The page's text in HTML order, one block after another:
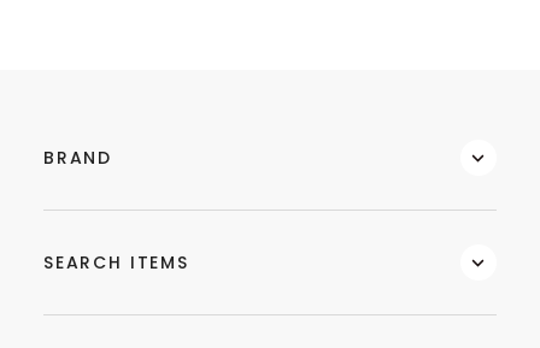
BRAND
SEARCH ITEMS